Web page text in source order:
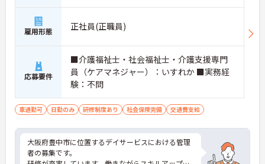
雇用形態 正社員(正職員)
応募要件
■介護福祉士・社会福祉士・介護支援専門
員（ケアマネジャー）：いすれか ■実務経
験：不問
車通勤可 日勤のみ 研修制度あり 社会保険完備 交通費支給
大阪府豊中市に位置するデイサービスにおける管理
者の募集です。